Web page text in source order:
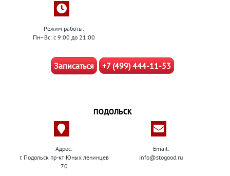
Режим работы:
Пн–Вс: с 9:00 до 21:00
Записаться +7 (499) 444-11-53
ПОДОЛЬСК
Адрес:
г. Подольск пр-кт Юных ленинцев
70
Email:
info@stogood.ru